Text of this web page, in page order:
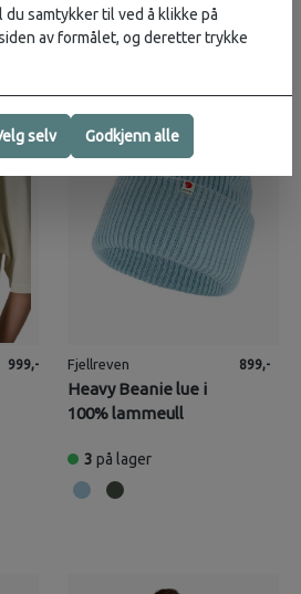
999,-
VINTERSALG
Fjellreven
Heavy Beanie lue i
100% lammeull
899,-
3 på lager
samtykker til ved å klikke på
av formålet, og deretter trykke
selv Godkjenn alle